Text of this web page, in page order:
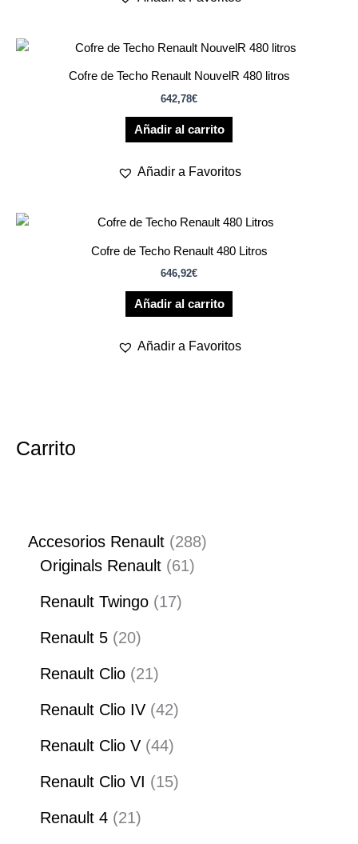
Cofre de Techo Renault NouvelR 480 litros
642,78€
Añadir al carrito
Añadir a Favoritos
Cofre de Techo Renault 480 Litros
646,92€
Añadir al carrito
Añadir a Favoritos
Carrito
Accesorios Renault
288
Originals Renault
61
Renault Twingo 17
Renault 5 20
Renault Clio 21
Renault Clio IV 42
Renault Clio V 44
Renault Clio VI 15
Renault 4 21